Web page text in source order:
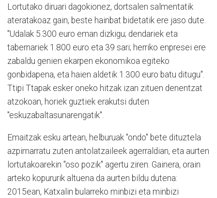
Lortutako diruari dagokionez, dortsalen salmentatik
ateratakoaz gain, beste hainbat bidetatik ere jaso dute.
"Udalak 5.300 euro eman dizkigu; dendariek eta
tabernariek 1.800 euro eta 39 sari; herriko enpresei ere
zabaldu genien ekarpen ekonomikoa egiteko
gonbidapena, eta haien aldetik 1.300 euro batu ditugu".
Ttipi Ttapak esker oneko hitzak izan zituen denentzat
atzokoan, horiek guztiek erakutsi duten
"eskuzabaltasunarengatik".
Emaitzak esku artean, helburuak "ondo" bete dituztela
azpimarratu zuten antolatzaileek agerraldian, eta aurten
lortutakoarekin "oso pozik" agertu ziren. Gainera, orain
arteko kopururik altuena da aurten bildu dutena:
2015ean, Katxalin bularreko minbizi eta minbizi